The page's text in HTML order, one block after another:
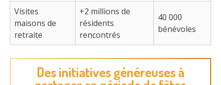
Visites
maisons de
retraite
+2 millions de
résidents
rencontrés
40 000
bénévoles
Des initiatives généreuses à